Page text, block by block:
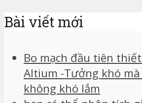
Bài viết mới
Bo mạch đầu tiên
Altium -Tưởng khó
không khó lắm